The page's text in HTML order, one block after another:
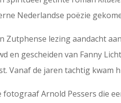
Nederlandse poëzie
Zutphense lezing aandacht
en gescheiden van Fanny
Vanaf de jaren tachtig
fotograaf Arnold Pessers die